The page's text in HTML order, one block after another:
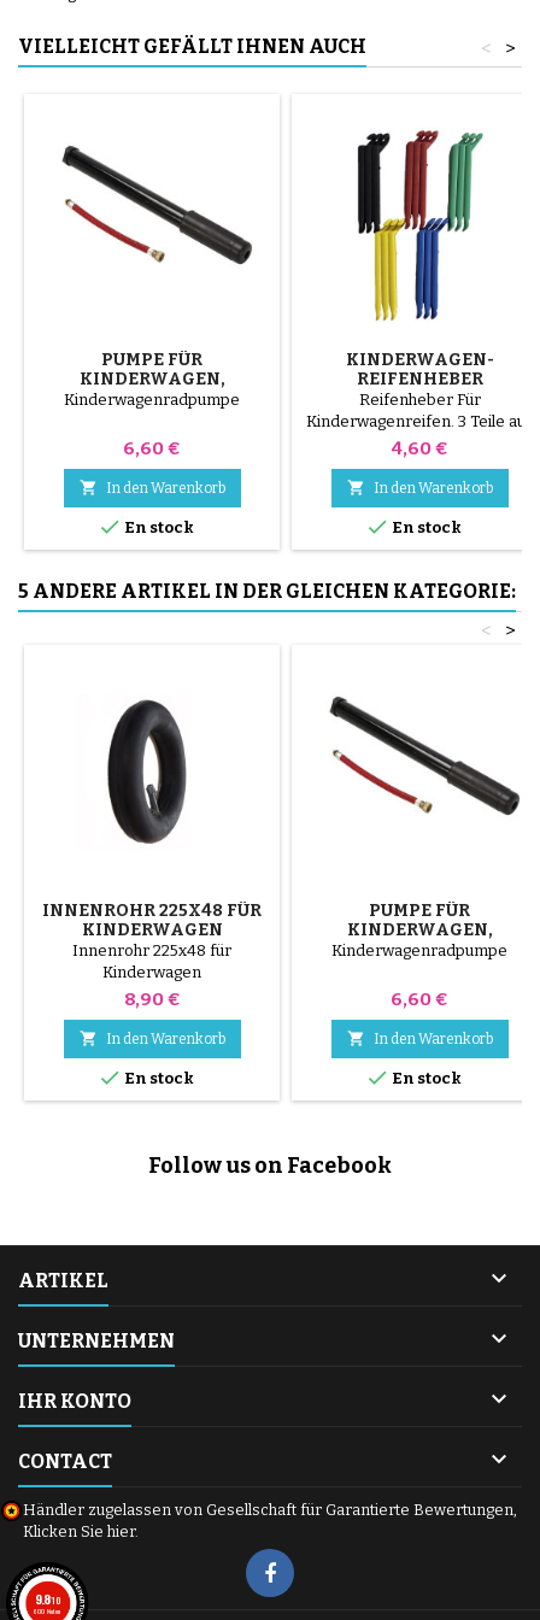
VIELLEICHT GEFÄLLT IHNEN AUCH >
<
PUMPE FÜR
KINDERWAGEN,
FAHRRAD, ROLLER
Kinderwagenradpumpe
Preis
6,60 €
 In den Warenkorb
 En stock
KINDERWAGEN-
REIFENHEBER
ZUFALLSFARBE 1 SATZ
VON 3 STÜCK
Reifenheber Für
Kinderwagenreifen. 3 Teile aus
hochwertigem Kunststoff,
gelb und blau oder 3 Teile aus
Stahl ( grau ) Die Montage des
Reifens erfolgt ohne Werkzeug
und nur mit der Hand, so dass
durchstochen werden muss.
Preis
4,60 €
 In den Warenkorb
 En stock
5 ANDERE ARTIKEL IN DER GLEICHEN KATEGORIE:
>
<
INNENROHR 225X48 FÜR
KINDERWAGEN
Innenrohr 225x48 für
Kinderwagen
Preis
8,90 €
 In den Warenkorb
 En stock
PUMPE FÜR
KINDERWAGEN,
FAHRRAD, ROLLER
Kinderwagenradpumpe
Preis
6,60 €
 In den Warenkorb
 En stock
Follow us on Facebook
ARTIKEL 
UNTERNEHMEN 
IHR KONTO 
CONTACT 
Händler zugelassen von Gesellschaft für Garantierte Bewertungen,
Klicken Sie hier.
9.8/10
600 Noten